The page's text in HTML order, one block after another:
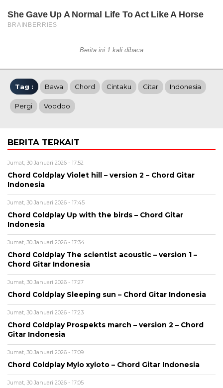
Berita ini 1 kali dibaca
Tag : Bawa Chord Cintaku Gitar Indonesia
Pergi Voodoo
BERITA TERKAIT
Jumat, 30 Januari 2026 - 17:52
Chord Coldplay Violet hill – version 2 – Chord Gitar
Indonesia
Jumat, 30 Januari 2026 - 17:45
Chord Coldplay Up with the birds – Chord Gitar
Indonesia
Jumat, 30 Januari 2026 - 17:34
Chord Coldplay The scientist acoustic – version 1 –
Chord Gitar Indonesia
Jumat, 30 Januari 2026 - 17:27
Chord Coldplay Sleeping sun – Chord Gitar Indonesia
Jumat, 30 Januari 2026 - 17:23
Chord Coldplay Prospekts march – version 2 – Chord
Gitar Indonesia
Jumat, 30 Januari 2026 - 17:09
Chord Coldplay Mylo xyloto – Chord Gitar Indonesia
Jumat, 30 Januari 2026 - 17:05